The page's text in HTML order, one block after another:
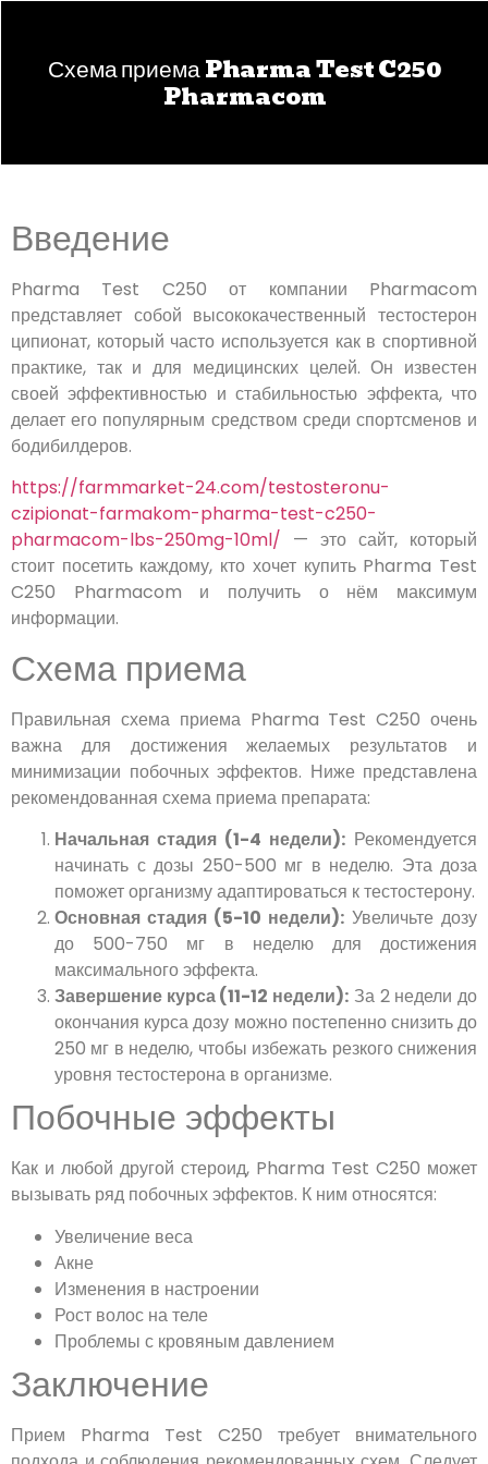
Схема приема Pharma Test C250
Pharmacom
Введение
Pharma Test C250 от компании Pharmacom
представляет собой высококачественный тестостерон
ципионат, который часто используется как в спортивной
практике, так и для медицинских целей. Он известен
своей эффективностью и стабильностью эффекта, что
делает его популярным средством среди спортсменов и
бодибилдеров.
https://farmmarket-24.com/testosteronu-
czipionat-farmakom-pharma-test-c250-
pharmacom-lbs-250mg-10ml/ — это сайт, который
стоит посетить каждому, кто хочет купить Pharma Test
C250 Pharmacom и получить о нём максимум
информации.
Схема приема
Правильная схема приема Pharma Test C250 очень
важна для достижения желаемых результатов и
минимизации побочных эффектов. Ниже представлена
рекомендованная схема приема препарата:
Начальная стадия (1-4 недели): Рекомендуется
начинать с дозы 250-500 мг в неделю. Эта доза
поможет организму адаптироваться к тестостерону.
Основная стадия (5-10 недели): Увеличьте дозу
до 500-750 мг в неделю для достижения
максимального эффекта.
Завершение курса (11-12 недели): За 2 недели до
окончания курса дозу можно постепенно снизить до
250 мг в неделю, чтобы избежать резкого снижения
уровня тестостерона в организме.
Побочные эффекты
Как и любой другой стероид, Pharma Test C250 может
вызывать ряд побочных эффектов. К ним относятся:
Увеличение веса
Акне
Изменения в настроении
Рост волос на теле
Проблемы с кровяным давлением
Заключение
Прием Pharma Test C250 требует внимательного